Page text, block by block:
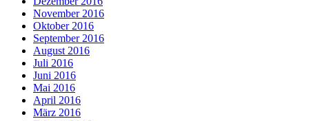
November 2016
Oktober 2016
September 2016
August 2016
Juli 2016
Juni 2016
Mai 2016
April 2016
März 2016